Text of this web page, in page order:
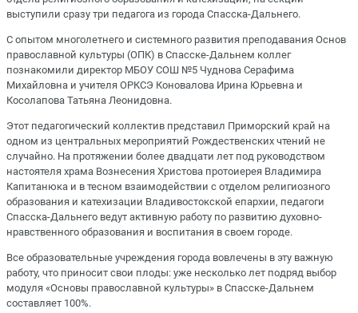
выступили сразу три педагога из города Спасска-Дальнего.
С опытом многолетнего и системного развития преподавания Основ
православной культуры (ОПК) в Спасске-Дальнем коллег
познакомили директор МБОУ СОШ №5 Чуднова Серафима
Михайловна и учителя ОРКСЭ Коновалова Ирина Юрьевна и
Косолапова Татьяна Леонидовна.
Этот педагогический коллектив представил Приморский край на
одном из центральных мероприятий Рождественских чтений не
случайно. На протяжении более двадцати лет под руководством
настоятеля храма Вознесения Христова протоиерея Владимира
Капитанюка и в тесном взаимодействии с отделом религиозного
образования и катехизации Владивостокской епархии, педагоги
Спасска-Дальнего ведут активную работу по развитию духовно-
нравственного образования и воспитания в своем городе.
Все образовательные учреждения города вовлечены в эту важную
работу, что приносит свои плоды: уже несколько лет подряд выбор
модуля «Основы православной культуры» в Спасске-Дальнем
составляет 100%.